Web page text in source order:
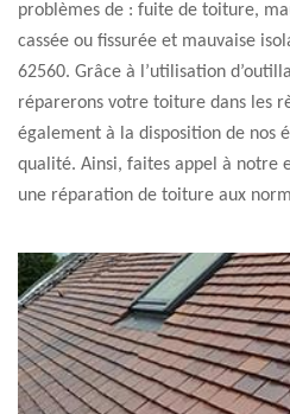
problèmes de : fuite de toiture,
cassée ou fissurée et mauvaise
62560. Grâce à l’utilisation
réparerons votre toiture dans les
également à la disposition de nos
qualité. Ainsi, faites appel à notre
une réparation de toiture aux